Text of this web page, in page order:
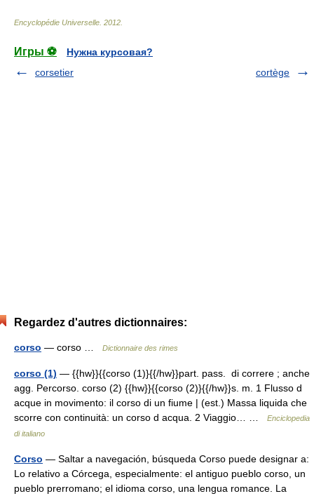
Encyclopédie Universelle 2012
Игры ⚽
Нужна курсовая?
corsetier
cortège
Regardez d'autres dictionnaires:
corso — corso … Dictionnaire des rimes
corso (1) — {{hw}}{{corso (1)}{{/hw}}part. pass. di correre ; anche
agg. Percorso. corso (2) {{hw}}{{corso (2)}{{/hw}}s. m. 1 Flusso d
acque in movimento: il corso di un fiume | (est.) Massa liquida che
scorre con continuità: un corso d acqua. 2 Viaggio… …
Enciclopedia
di italiano
Corso — Saltar a navegación, búsqueda Corso puede designar a:
Lo relativo a Córcega, especialmente: el antiguo pueblo corso, un
pueblo prerromano; el idioma corso, una lengua romance. La